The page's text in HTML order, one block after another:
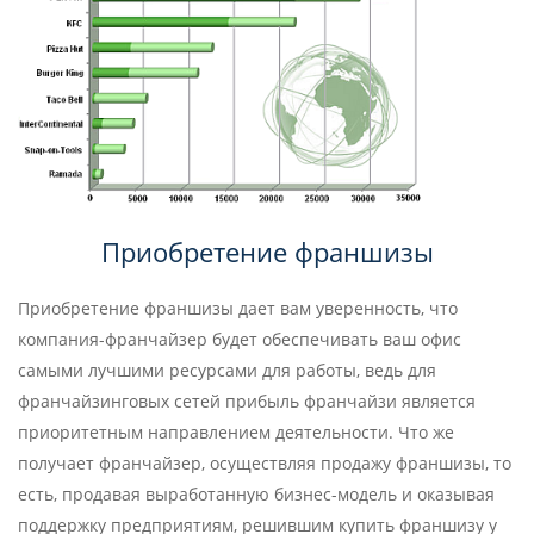
Приобретение франшизы
Приобретение франшизы дает вам уверенность, что
компания-франчайзер будет обеспечивать ваш офис
самыми лучшими ресурсами для работы, ведь для
франчайзинговых сетей прибыль франчайзи является
приоритетным направлением деятельности. Что же
получает франчайзер, осуществляя продажу франшизы, то
есть, продавая выработанную бизнес-модель и оказывая
поддержку предприятиям, решившим купить франшизу у